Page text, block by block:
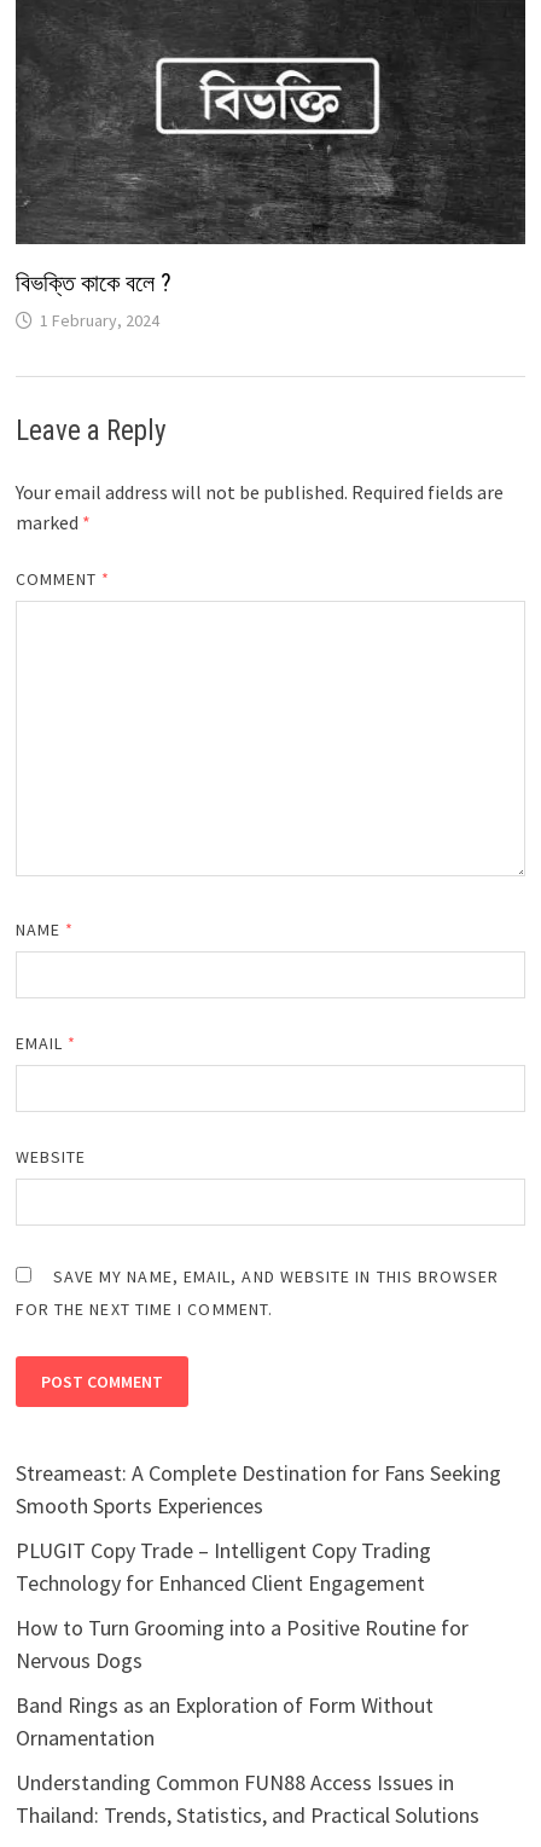
বিভক্তি কাকে বলে ?
1 February, 2024
Leave a Reply
Your email address will not be published. Required fields are
marked *
COMMENT *
NAME *
EMAIL *
WEBSITE
SAVE MY NAME, EMAIL, AND WEBSITE IN THIS BROWSER
FOR THE NEXT TIME I COMMENT.
Streameast: A Complete Destination for Fans Seeking
Smooth Sports Experiences
PLUGIT Copy Trade – Intelligent Copy Trading
Technology for Enhanced Client Engagement
How to Turn Grooming into a Positive Routine for
Nervous Dogs
Band Rings as an Exploration of Form Without
Ornamentation
Understanding Common FUN88 Access Issues in
Thailand: Trends, Statistics, and Practical Solutions